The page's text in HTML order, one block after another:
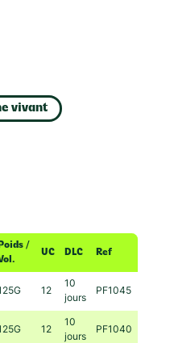
vivant
Poids /
UC DLC Ref
12
10
jours
PF1045
12
10
jours
PF1040